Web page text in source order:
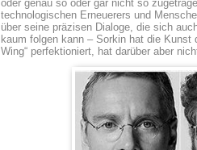
oder genau so oder gar nicht so
technologischen Erneuerers und
über seine präzisen Dialoge, die sich
kaum folgen kann – Sorkin hat die Kunst
Wing“ perfektioniert, hat darüber aber